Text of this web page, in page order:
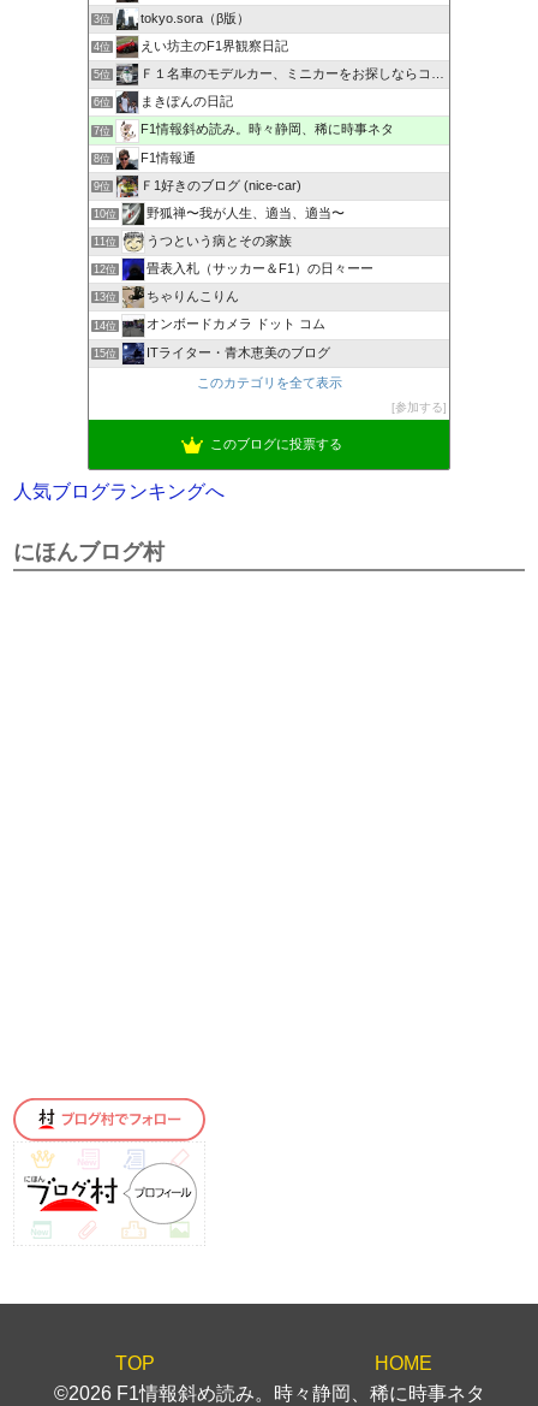
3位 tokyo.sora（β版）
4位 えい坊主のF1界観察日記
5位 Ｆ１名車のモデルカー、ミニカーをお探しならココ！
6位 まきぽんの日記
7位 F1情報斜め読み。時々静岡、稀に時事ネタ
8位 F1情報通
9位 Ｆ1好きのブログ (nice-car)
10位 野狐禅〜我が人生、適当、適当〜
11位 うつという病とその家族
12位 畳表入札（サッカー＆F1）の日々ーー
13位 ちゃりんこりん
14位 オンボードカメラ ドット コム
15位 ITライター・青木恵美のブログ
このカテゴリを全て表示
参加する
このブログに投票する
人気ブログランキングへ
にほんブログ村
TOP
HOME
©2026 F1情報斜め読み。時々静岡、稀に時事ネタ